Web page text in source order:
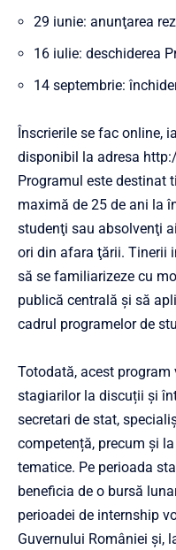
29 iunie: anunţarea
16 iulie: deschiderea
14 septembrie:
Înscrierile se fac online,
disponibil la adresa
Programul este destinat
maximă de 25 de ani la
studenţi sau absolvenţi
ori din afara ţării. Tinerii
să se familiarizeze cu
publică centrală și să
cadrul programelor de
Totodată, acest
stagiarilor la discuții și
secretari de stat,
competență, precum și
tematice. Pe perioada
beneficia de o bursă
perioadei de internship
Guvernului României şi,